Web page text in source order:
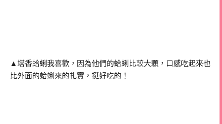
▲塔香蛤蜊我喜歡，因為他們的蛤蜊比較大顆，口感吃起來也
比外面的蛤蜊來的扎實，挺好吃的！